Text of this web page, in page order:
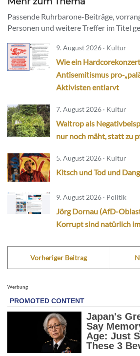
Passende Ruhrbarone-Beiträge,
Personen und weitere Treffer im Titel
9. August 2026 · Kultur
Wie ein
Antisemitismus pro-
Aktivisten entlarvt
7. August 2026 · Kultur
Waltrop als
nur noch mäht, statt zu
5. August 2026 · Kultur
Kitsch und Tod und
9. August 2026 · Politik
Jörg Dornau (AfD-
Korrupt sind natürlich
Vorheriger Beitrag
Werbung